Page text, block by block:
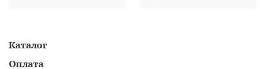
Каталог
Оплата